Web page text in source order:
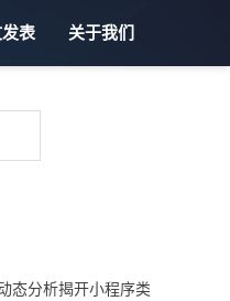
表 关于我们
态分析揭开小程序类